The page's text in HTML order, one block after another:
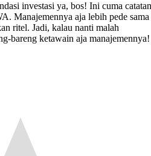
investasi ya, bos! Ini cuma catatan
Manajemennya aja lebih pede sama
ritel. Jadi, kalau nanti malah
bareng ketawain aja manajemennya!